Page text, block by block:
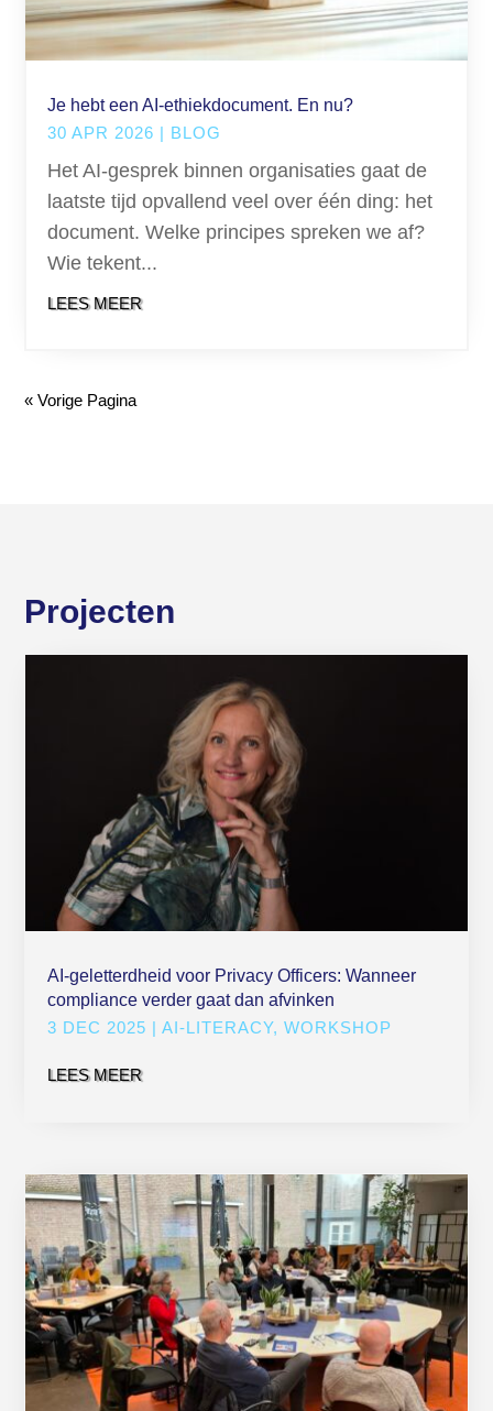
Je hebt een AI-ethiekdocument. En nu?
30 APR 2026 | BLOG
Het AI-gesprek binnen organisaties gaat de
laatste tijd opvallend veel over één ding: het
document. Welke principes spreken we af?
Wie tekent...
LEES MEER
« Vorige Pagina
Projecten
AI-geletterdheid voor Privacy Officers: Wanneer
compliance verder gaat dan afvinken
3 DEC 2025 |AI-LITERACY,WORKSHOP
LEES MEER